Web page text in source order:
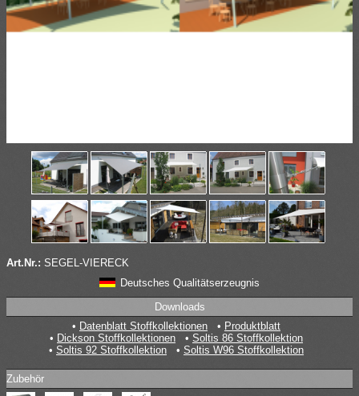
Art.Nr.: SEGEL-VIERECK
Deutsches Qualitätserzeugnis
Downloads
Datenblatt Stoffkollektionen
Produktblatt
Dickson Stoffkollektionen
Soltis 86 Stoffkollektion
Soltis 92 Stoffkollektion
Soltis W96 Stoffkollektion
Zubehör